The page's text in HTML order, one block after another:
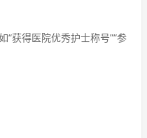
“获得医院优秀护士称号”“参